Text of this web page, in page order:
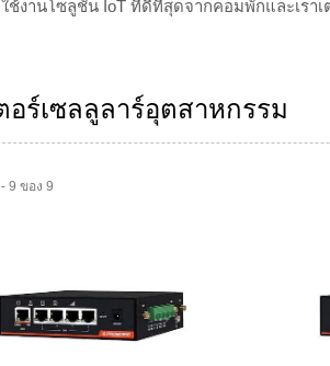
ใช้งานโซลูชัน IoT ที่ดีที่สุดจากคอมพักและเร
ตอร์เซลลูลาร์อุตสาหกรรม
9 ของ 9